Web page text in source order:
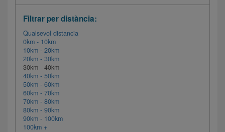
Filtrar per distància:
Qualsevol distancia
0km - 10km
10km - 20km
20km - 30km
30km - 40km
40km - 50km
50km - 60km
60km - 70km
70km - 80km
80km - 90km
90km - 100km
100km +